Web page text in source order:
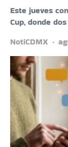
Este jueves
Cup, donde
NotiCDMX